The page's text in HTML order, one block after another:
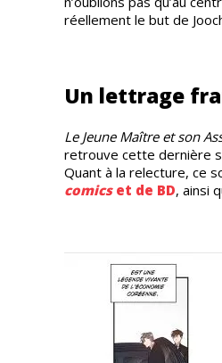
réellement le but de
Un lettrage
Le Jeune Maître et son
retrouve cette dernière
Quant à la relecture, ce
comicset de BD, ainsi